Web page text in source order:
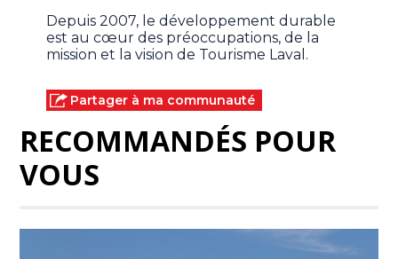
Depuis 2007, le développement durable
est au cœur des préoccupations, de la
mission et la vision de Tourisme Laval.
Partager à ma communauté
RECOMMANDÉS POUR
VOUS